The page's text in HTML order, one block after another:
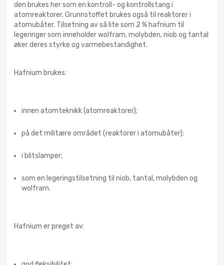
den brukes her som en kontroll- og kontrollstang i
atomreaktorer. Grunnstoffet brukes også til reaktorer i
atomubåter. Tilsetning av så lite som 2 % hafnium til
legeringer som inneholder wolfram, molybden, niob og tantal
øker deres styrke og varmebestandighet.
Hafnium brukes:
innen atomteknikk (atomreaktorer);
på det militære området (reaktorer i atomubåter);
i blitslamper;
som en legeringstilsetning til niob, tantal, molybden og
wolfram.
Hafnium er preget av: